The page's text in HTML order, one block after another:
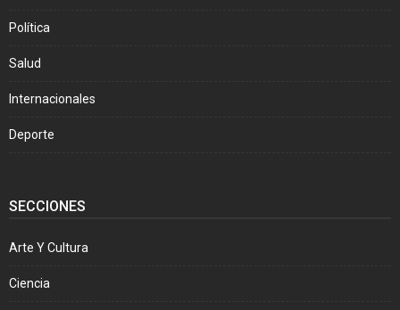
Política
Salud
Internacionales
Deporte
SECCIONES
Arte Y Cultura
Ciencia